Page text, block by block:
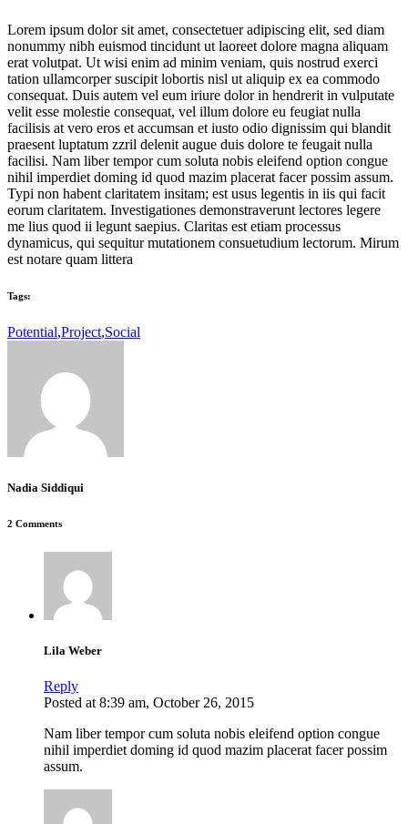
Lorem ipsum dolor sit amet, consectetuer adipiscing elit, sed diam
nonummy nibh euismod tincidunt ut laoreet dolore magna aliquam
erat volutpat. Ut wisi enim ad minim veniam, quis nostrud exerci
tation ullamcorper suscipit lobortis nisl ut aliquip ex ea commodo
consequat. Duis autem vel eum iriure dolor in hendrerit in vulputate
velit esse molestie consequat, vel illum dolore eu feugiat nulla
facilisis at vero eros et accumsan et iusto odio dignissim qui blandit
praesent luptatum zzril delenit augue duis dolore te feugait nulla
facilisi. Nam liber tempor cum soluta nobis eleifend option congue
nihil imperdiet doming id quod mazim placerat facer possim assum.
Typi non habent claritatem insitam; est usus legentis in iis qui facit
eorum claritatem. Investigationes demonstraverunt lectores legere
me lius quod ii legunt saepius. Claritas est etiam processus
dynamicus, qui sequitur mutationem consuetudium lectorum. Mirum
est notare quam littera
Tags:
Potential,Project,Social
Nadia Siddiqui
2 Comments
Lila Weber
Reply
Posted at 8:39 am, October 26, 2015
Nam liber tempor cum soluta nobis eleifend option congue
nihil imperdiet doming id quod mazim placerat facer possim
assum.